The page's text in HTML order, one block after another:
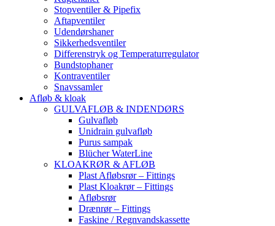
Stopventiler & Pipefix
Aftapventiler
Udendørshaner
Sikkerhedsventiler
Differenstryk og Temperaturregulator
Bundstophaner
Kontraventiler
Snavssamler
Afløb & kloak
GULVAFLØB & INDENDØRS
Gulvafløb
Unidrain gulvafløb
Purus sampak
Blücher WaterLine
KLOAKRØR & AFLØB
Plast Afløbsrør – Fittings
Plast Kloakrør – Fittings
Afløbsrør
Drænrør – Fittings
Faskine / Regnvandskassette